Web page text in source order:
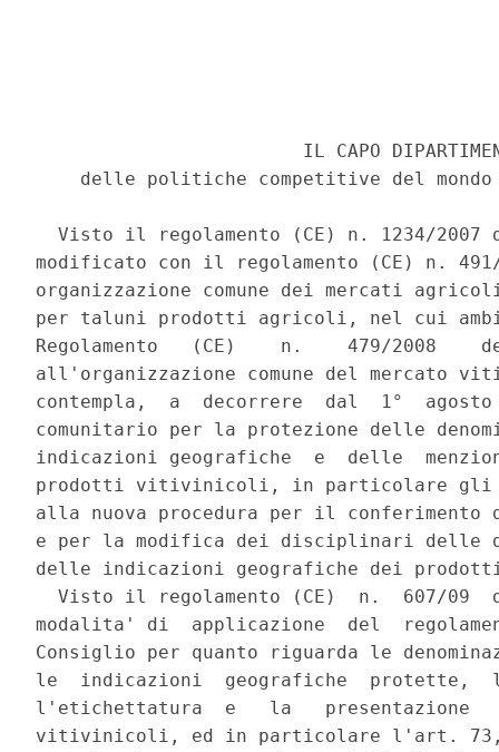
IL CAPO
delle politiche competitive del
Visto il regolamento (CE) n. 1234/2007
modificato con il regolamento (CE) n.
organizzazione comune dei mercati
per taluni prodotti agricoli, nel cui
Regolamento   (CE)    n.    479/2008
all'organizzazione comune del mercato
contempla,  a  decorrere  dal  1°
comunitario per la protezione delle
indicazioni geografiche  e  delle
prodotti vitivinicoli, in particolare
alla nuova procedura per il conferimento
e per la modifica dei disciplinari delle
delle indicazioni geografiche dei
Visto il regolamento (CE)  n.  607/09
modalita' di  applicazione  del
Consiglio per quanto riguarda le
le  indicazioni  geografiche  protette,
l'etichettatura  e   la   presentazione
vitivinicoli, ed in particolare l'art.